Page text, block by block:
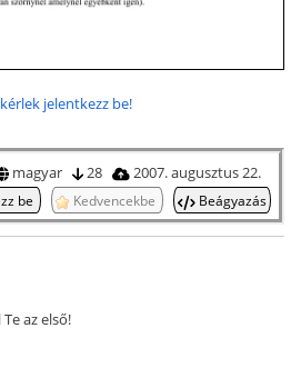
jelentkezz be!
magyar 28 2007. augusztus 22.
be Kedvencekbe Beágyazás
az első!